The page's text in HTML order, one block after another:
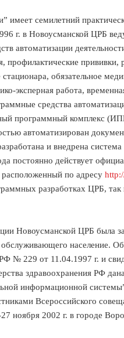
семилетний
г. в Новоусманской ЦРБ
автоматизации
прививки,
обязательное
эксперная работа,
средства
программный комплекс
автоматизирован
и внедрена
постоянно действует
по адресу
разработках ЦРБ,
Новоусманской ЦРБ была
население.
№ 229 от 11.04.1997 г. и
здравоохранения РФ
информационной
Всероссийского
ноября 2002 г. в городе